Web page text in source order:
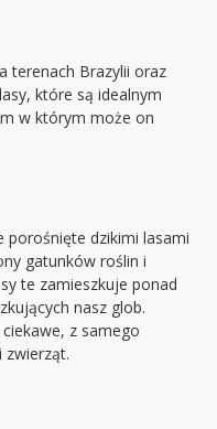
terenach Brazylii oraz
które są idealnym
w którym może on
porośnięte dzikimi lasami
gatunków roślin i
te zamieszkuje ponad
nasz glob.
z samego